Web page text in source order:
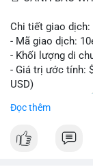
Chi tiết giao dịch:
- Mã giao dịch:
- Khối lượng di
- Giá trị ước tính:
USD)
- Thời gian: 18:20
Nhận định phân
Giao dịch 10.9
Đọc thêm